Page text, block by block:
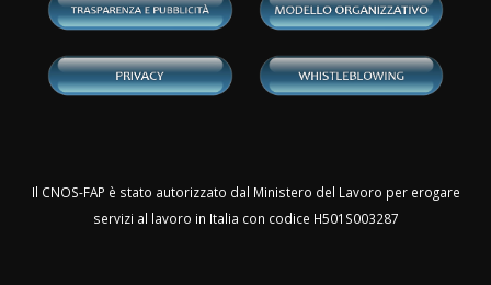
Il CNOS-FAP è stato autorizzato dal Ministero del Lavoro per erogare
servizi al lavoro in Italia con codice H501S003287